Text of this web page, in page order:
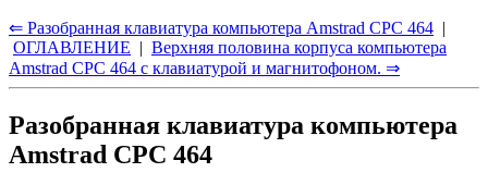
⇐ Разобранная клавиатура компьютера Amstrad CPC 464 |
ОГЛАВЛЕНИЕ | Верхняя половина корпуса компьютера
Amstrad CPC 464 с клавиатурой и магнитофоном. ⇒
Разобранная клавиатура компьютера
Amstrad CPC 464